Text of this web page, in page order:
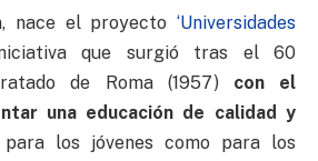
nace el proyecto ‘Universidades
que surgió tras el 60
de Roma (1957) con el
una educación de calidad y
los jóvenes como para los